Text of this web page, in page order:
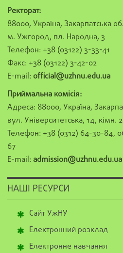
Ректорат:
88000, Україна, Закарпатська
м. Ужгород, пл. Народна, 3
Телефон: +38 (03122) 3-33-41
Факс: +38 (03122) 3-42-02
E-mail: official@uzhnu.edu.ua
Приймальна комісія:
Адреса: 88000, Україна,
вул. Університетська, 14, кімн.
Телефон: +38 (0312) 64-30-84,
67
E-mail: admission@uzhnu.edu.ua
НАШІ РЕСУРСИ
Сайт УжНУ
Електронний розклад
Електронне навчання